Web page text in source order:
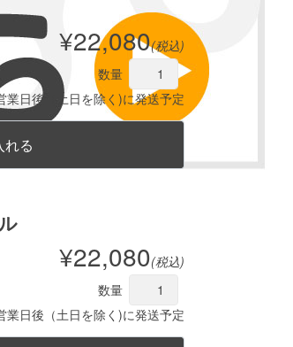
¥22,080(税込)
数量
業日後（土日を除く)に発送予定
¥22,080(税込)
数量
業日後（土日を除く)に発送予定